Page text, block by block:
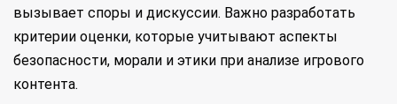
вызывает споры и дискуссии. Важно разработать
критерии оценки, которые учитывают аспекты
безопасности, морали и этики при анализе игрового
контента.